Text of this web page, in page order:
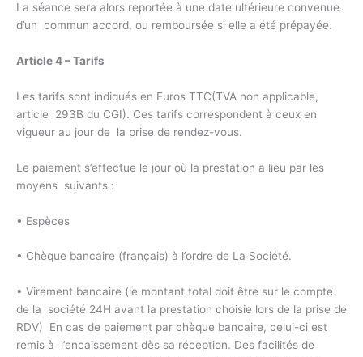
La séance sera alors reportée à une date ultérieure convenue
d’un commun accord, ou remboursée si elle a été prépayée.
Article 4 – Tarifs
Les tarifs sont indiqués en Euros TTC(TVA non applicable,
article 293B du CGI). Ces tarifs correspondent à ceux en
vigueur au jour de la prise de rendez-vous.
Le paiement s’effectue le jour où la prestation a lieu par les
moyens suivants :
• Espèces
• Chèque bancaire (français) à l’ordre de La Société.
• Virement bancaire (le montant total doit être sur le compte
de la société 24H avant la prestation choisie lors de la prise de
RDV) En cas de paiement par chèque bancaire, celui-ci est
remis à l’encaissement dès sa réception. Des facilités de